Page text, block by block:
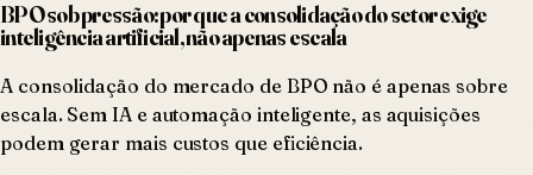
BPO sob pressão: por que a consolidação do setor exige
inteligência artificial, não apenas escala
A consolidação do mercado de BPO não é apenas sobre
escala. Sem IA e automação inteligente, as aquisições
podem gerar mais custos que eficiência.